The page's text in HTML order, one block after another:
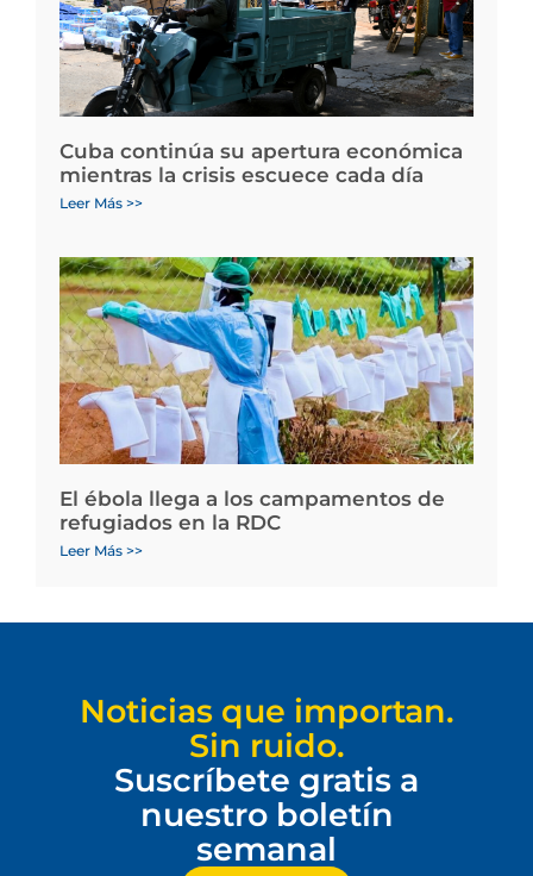
Cuba continúa su apertura económica
mientras la crisis escuece cada día
Leer Más >>
El ébola llega a los campamentos de
refugiados en la RDC
Leer Más >>
Noticias que importan.
Sin ruido.
Suscríbete gratis a
nuestro boletín
semanal